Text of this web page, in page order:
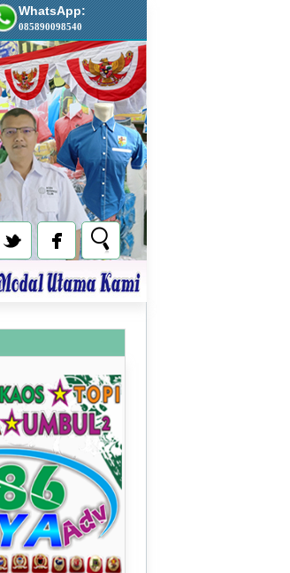
WhatsApp:
085890098540